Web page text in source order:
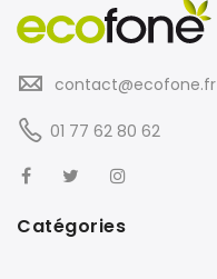
contact@ecofone.fr
01 77 62 80 62
Catégories